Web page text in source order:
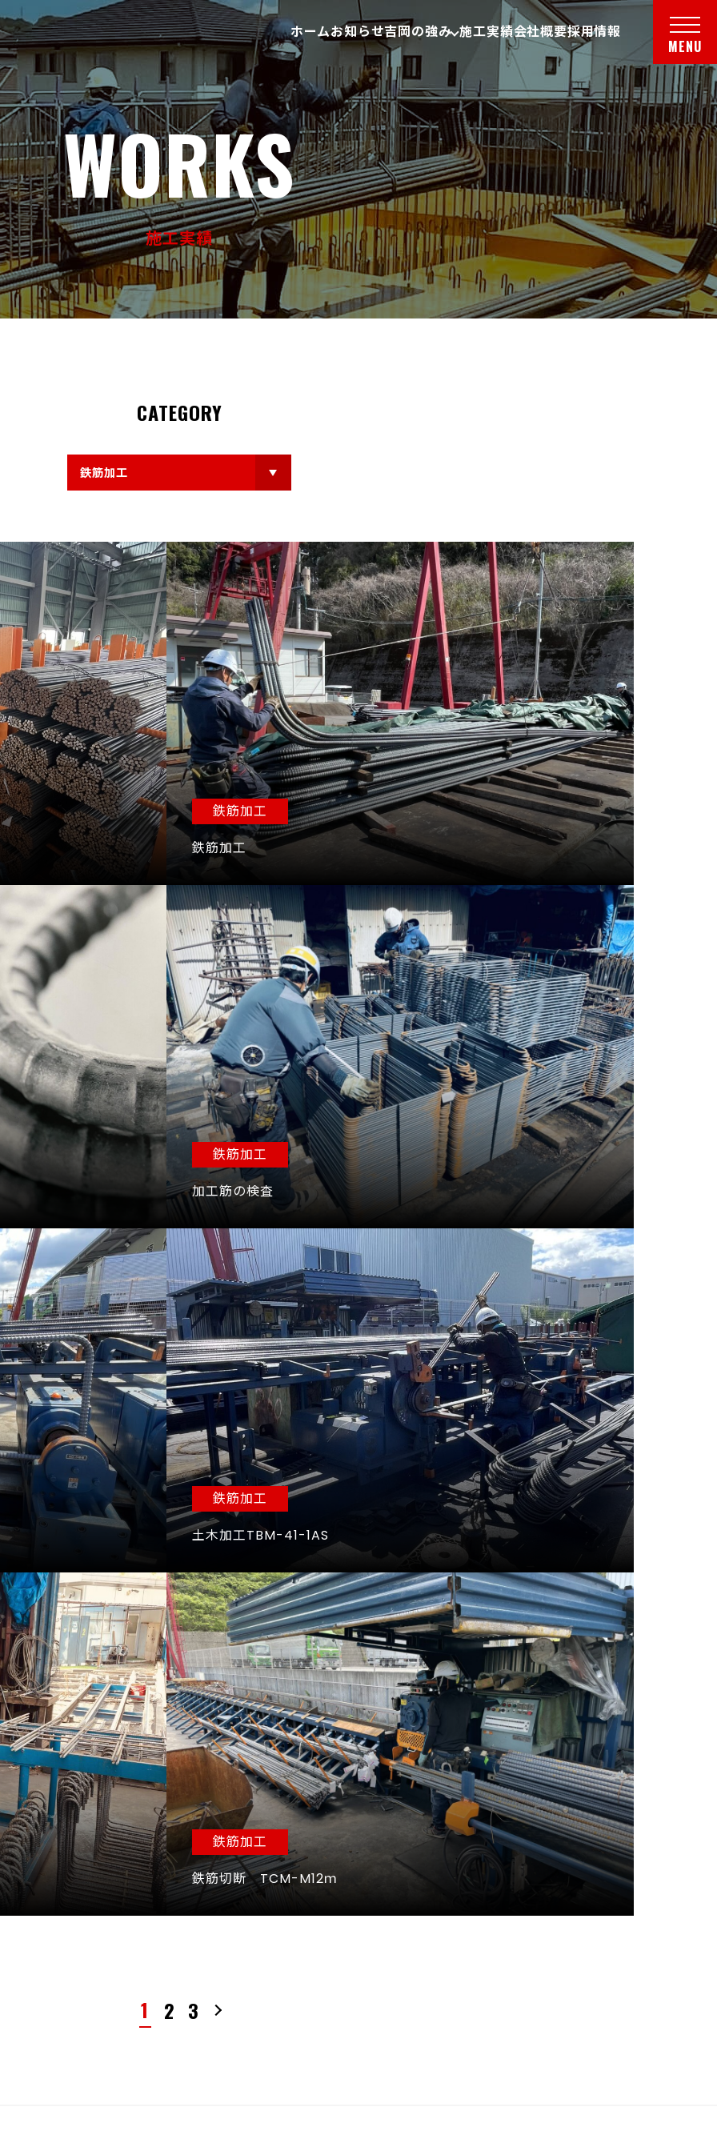
ホームお知らせ吉岡の強み 施工実績会社概要採用情報 メニ
MENU
WORKS
施工実績
CATEGORY
鉄筋加工
鉄筋加工
鉄筋加工
加工筋の検査
鉄筋加工
土木加工TBM-41-1AS
鉄筋加工
鉄筋切断 TCM-M12ｍ
1 2 3